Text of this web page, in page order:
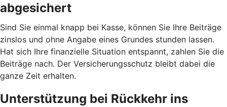
abgesichert
Sind Sie einmal knapp bei Kasse, können Sie Ihre Beiträge
zinslos und ohne Angabe eines Grundes stunden lassen.
Hat sich Ihre finanzielle Situation entspannt, zahlen Sie die
Beiträge nach. Der Versicherungsschutz bleibt dabei die
ganze Zeit erhalten.
Unterstützung bei Rückkehr ins